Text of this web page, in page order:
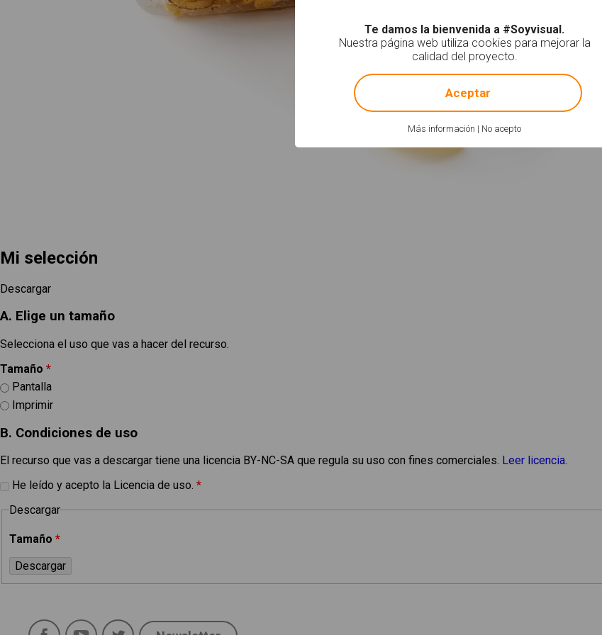
Mi selección
Descargar
A. Elige un tamaño
Selecciona el uso que vas a hacer del recurso.
Tamaño *
Pantalla
Imprimir
B. Condiciones de uso
El recurso que vas a descargar tiene una licencia BY-NC-SA que regula su uso con fines comerciales. Leer licencia.
He leído y acepto la Licencia de uso. *
Descargar
Tamaño *
FacebookYouTubeTwitter
Guía de uso
Legal
Aviso Legal
Te damos la bienvenida a #Soyvisual.
Nuestra página web utiliza cookies para mejorar la
calidad del proyecto.
Más información | No acepto
! Not valid!
Aceptar